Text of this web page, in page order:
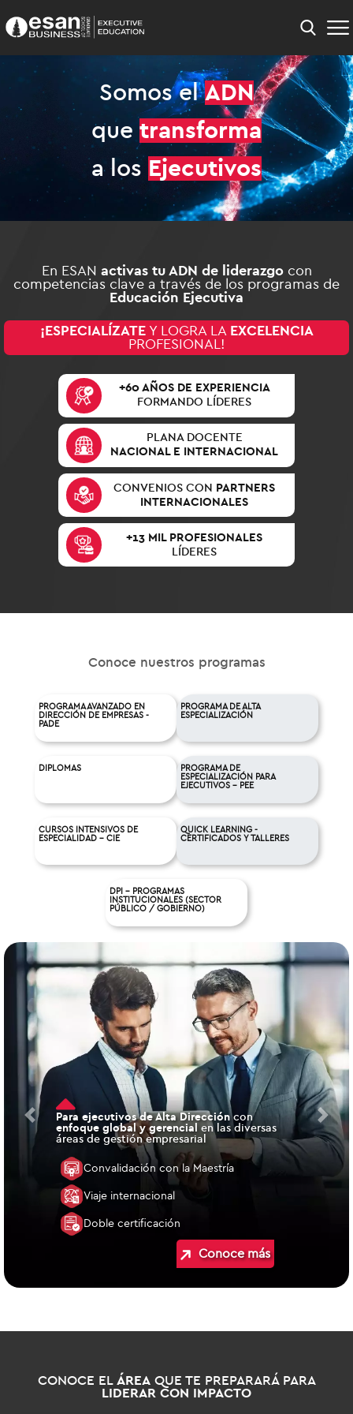
Somos elADN
que transforma
a los Ejecutivos
En ESAN activas tu ADN de liderazgocon
competencias clave a través de los programas de
Educación Ejecutiva
¡ESPECIALÍZATEY LOGRA LA EXCELENCIA
PROFESIONAL!
+60 AÑOS DE EXPERIENCIA
FORMANDO LÍDERES
PLANA DOCENTE
NACIONAL E INTERNACIONAL
CONVENIOS CON PARTNERS
INTERNACIONALES
+13 MIL PROFESIONALES
LÍDERES
Conoce nuestros programas
PROGRAMA AVANZADO EN
DIRECCIÓN DE EMPRESAS -
PADE
PROGRAMA DE ALTA
ESPECIALIZACIÓN
DIPLOMAS
PROGRAMA DE
ESPECIALIZACIÓN PARA
EJECUTIVOS - PEE
CURSOS INTENSIVOS DE
ESPECIALIDAD - CIE
QUICK LEARNING -
CERTIFICADOS Y TALLERES
DPI - PROGRAMAS
INSTITUCIONALES (SECTOR
PÚBLICO / GOBIERNO)
Para ejecutivos de Alta Direccióncon
enfoque global y gerencialen las diversas
áreas de gestión empresarial
Convalidación con la Maestría
Viaje internacional
Doble certificación
Conoce más
Previous Next
CONOCE EL ÁREAQUE TE PREPARARÁ PARA
LIDERAR CON IMPACTO